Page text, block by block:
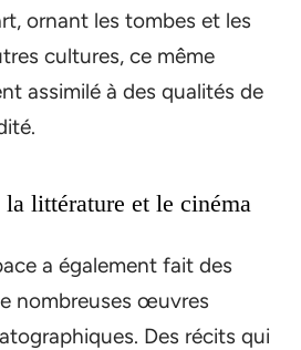
ornant les tombes et les
cultures, ce même
assimilé à des qualités de
littérature et le cinéma
a également fait des
nombreuses œuvres
Des récits qui